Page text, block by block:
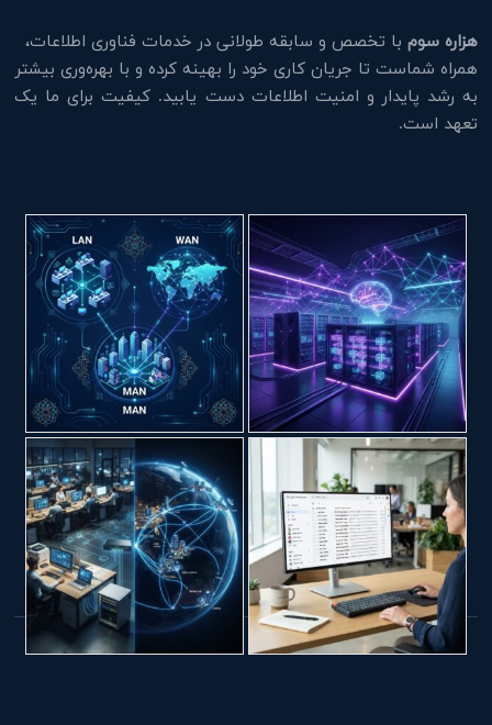
هزاره سوم با تخصص و سابقه طولانی در خدمات فناوری اطلاعات،
همراه شماست تا جریان کاری خود را بهینه کرده و با بهره‌وری بیشتر
به رشد پایدار و امنیت اطلاعات دست یابید. کیفیت برای ما یک
تعهد است.